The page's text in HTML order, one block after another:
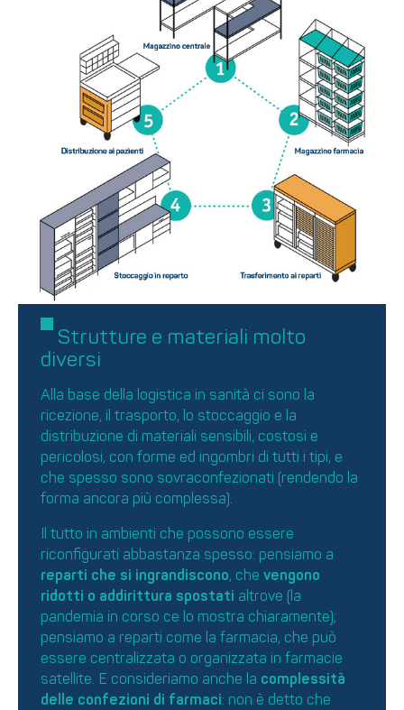
Strutture e materiali molto
diversi
Alla base della logistica in sanità ci sono la
ricezione, il trasporto, lo stoccaggio e la
distribuzione di materiali sensibili, costosi e
pericolosi, con forme ed ingombri di tutti i tipi, e
che spesso sono sovraconfezionati (rendendo la
forma ancora più complessa).
Il tutto in ambienti che possono essere
riconfigurati abbastanza spesso: pensiamo a
reparti che si ingrandiscono, che vengono
ridotti o addirittura spostati altrove (la
pandemia in corso ce lo mostra chiaramente);
pensiamo a reparti come la farmacia, che può
essere centralizzata o organizzata in farmacie
satellite. E consideriamo anche la complessità
delle confezioni di farmaci: non è detto che